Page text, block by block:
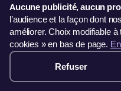
06 44 60 79 11
contact@francefg.fr
249€ ·
Aucune publicité, aucun
l’audience et la façon dont
améliorer. Choix modifiable
cookies » en bas de page.
Refuser